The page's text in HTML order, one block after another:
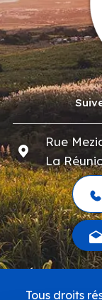
Rue
La
Pied
Tous droits